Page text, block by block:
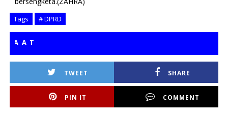
Tags # DPRD
TWEET SHARE
PIN IT COMMENT